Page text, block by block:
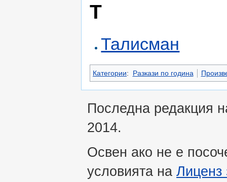
Т
Талисман
Категории: Разкази по година
Последна редакция
2014.
Освен ако не е
условията на Лиценз